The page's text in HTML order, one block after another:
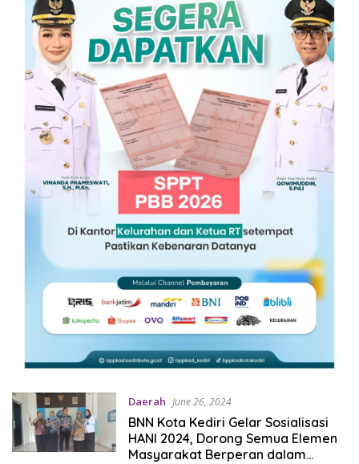
Daerah June 26, 2024
BNN Kota Kediri Gelar Sosialisasi
HANI 2024, Dorong Semua Elemen
Masyarakat Berperan dalam